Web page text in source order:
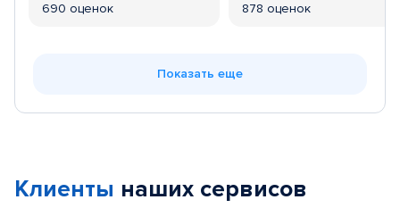
690 оценок 878 оценок
Показать еще
Клиенты наших сервисов